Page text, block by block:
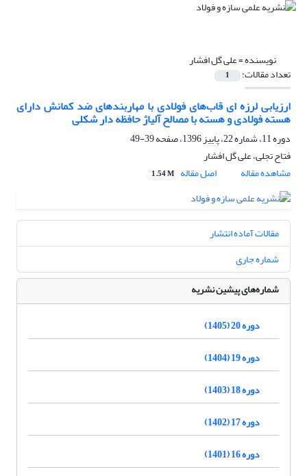
نویسنده =علی گل افشار
تعداد مقالات: 1
ارزیابی لرزه ای قاب‌های فولادی با مهاربند‌های ضد کمانش دارای
هسته فولادی و هسته با مصالح آلیاژ حافظه دار شکلی
دوره 11، شماره 22، پاییز 1396، صفحه
39-49
فتاح تجلی، علی گل افشار
مشاهده مقاله
اصل مقاله 1.54 M
مقالات آماده انتشار
شماره جاری
شماره‌های پیشین نشریه
دوره 20 (1405)
دوره 19 (1404)
دوره 18 (1403)
دوره 17 (1402)
دوره 16 (1401)